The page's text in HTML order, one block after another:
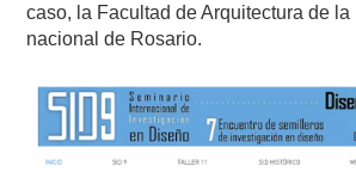
caso, la Facultad de Arquitectura de la
nacional de Rosario.